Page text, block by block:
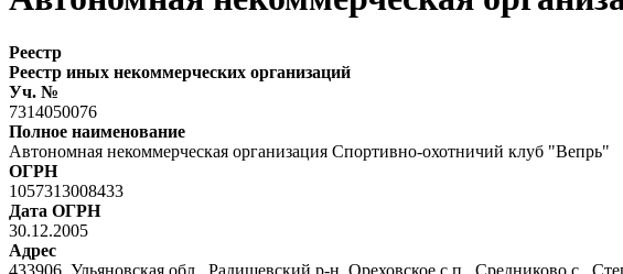
Реестр
Реестр иных некоммерческих организаций
Уч. №
7314050076
Полное наименование
Автономная некоммерческая организация Спортивно-охотничий клуб "Вепрь"
ОГРН
1057313008433
Дата ОГРН
30.12.2005
Адрес
433906, Ульяновская обл., Радищевский р-н, Ореховское с.п., Средниково с.,